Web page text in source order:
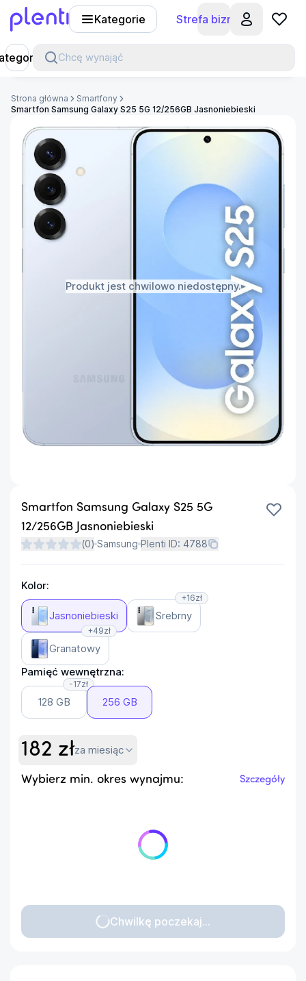
Kategorie Strefa biznesu
Chcę wynająć
Strona główna
Smartfony
Smartfon Samsung Galaxy S25 5G 12/256GB Jasnoniebieski
Produkt jest chwilowo niedostępny.
Smartfon Samsung Galaxy S25 5G
12/256GB Jasnoniebieski
(0) Samsung Plenti ID: 4788
Kolor:
Jasnoniebieski
+16zł
Srebrny
+49zł
Granatowy
Pamięć wewnętrzna:
-17zł
128 GB 256 GB
182 złza miesiąc
Wybierz min. okres wynajmu: Szczegóły
Chwilkę poczekaj...